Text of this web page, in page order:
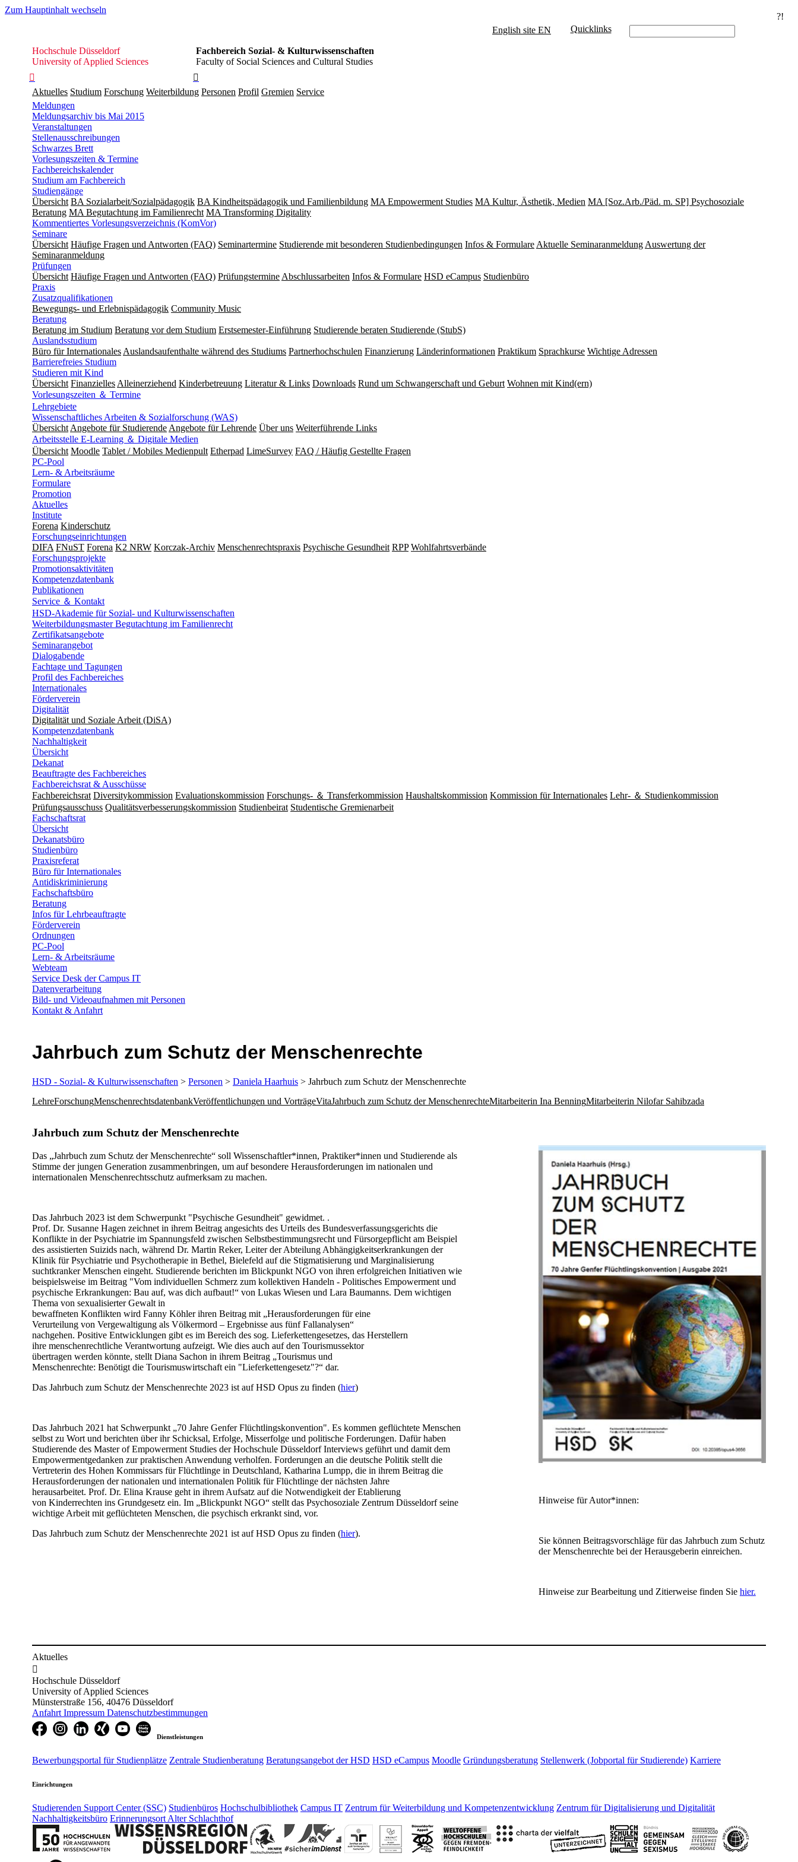
Zum Hauptinhalt wechseln
?!
Hochschule
Düsseldorf
Hochschule Düsseldorf
University of Applied Sciences
Fachbereich Sozial- & Kulturwissenschaften
Faculty of Social Sciences and Cultural Studies


English site EN Quicklinks
Aktuelles Studium Forschung Weiterbildung Personen Profil Gremien Service
Meldungen
Meldungsarchiv bis Mai 2015
Veranstaltungen
Stellenausschreibungen
Schwarzes Brett
Vorlesungszeiten & Termine
Fachbereichskalender
Studium am Fachbereich
Studiengänge
Übersicht BA Sozialarbeit/Sozialpädagogik BA Kindheitspädagogik und Familienbildung MA Empowerment Studies MA Kultur, Ästhetik, Medien MA [Soz.Arb./Päd. m. SP] Psychosoziale
Beratung MA Begut­ach­tung im Fami­lien­recht MA Transforming Digitality
Kommentiertes Vorlesungsverzeichnis (KomVor)
Seminare
Übersicht Häufige Fragen und Antworten (FAQ) Seminartermine Studierende mit besonderen Studienbedingungen Infos & Formulare Aktuelle Seminaranmeldung Auswertung der
Seminaranmeldung
Prüfungen
Übersicht Häufige Fragen und Antworten (FAQ) Prüfungstermine Abschlussarbeiten Infos & Formulare HSD eCampus Studienbüro
Praxis
Zusatzqualifikationen
Bewegungs- und Erlebnispädagogik Community Music
Beratung
Beratung im Studium Beratung vor dem Studium Erstsemester-Einführung Studierende beraten Studierende (StubS)
Auslandsstudium
Büro für Internationales Auslandsaufenthalte während des Studiums Partnerhochschulen Finanzierung Länderinformationen Praktikum Sprachkurse Wichtige Adressen
Barrierefreies Studium
Studieren mit Kind
Übersicht Finanzielles Alleinerziehend Kinderbetreuung Literatur & Links Downloads Rund um Schwangerschaft und Geburt Wohnen mit Kind(ern)
Vorlesungszeiten ＆ Termine
Lehrgebiete
Wissenschaftliches Arbeiten & Sozialforschung (WAS)
Übersicht Angebote für Studierende Angebote für Lehrende Über uns Weiterführende Links
Arbeitsstelle E-Learning ＆ Digitale Medien
Übersicht Moodle Tablet / Mobiles Medienpult Etherpad LimeSurvey FAQ / Häufig Gestellte Fragen
PC-Pool
Lern- & Arbeitsräume
Formulare
Promotion
Aktuelles
Institute
Forena Kinderschutz
Forschungseinrichtungen
DIFA FNuST Forena K2 NRW Korczak-Archiv Men­schen­rechts­praxis Psy­chische Gesund­heit RPP Wohlfahrts­verbände
Forschungsprojekte
Promotionsaktivitäten
Kompetenzdatenbank
Publikationen
Service ＆ Kontakt
HSD-Akademie für Sozial- und Kulturwissenschaften
Weiterbildungsmaster Begutachtung im Familienrecht
Zertifikatsangebote
Seminarangebot
Dialogabende
Fachtage und Tagungen
Profil des Fachbereiches
Internationales
Förderverein
Digitalität
Digitalität und Soziale Arbeit (DiSA)
Kompetenzdatenbank
Nachhaltigkeit
Übersicht
Dekanat
Beauftragte des Fachbereiches
Fachbereichsrat & Ausschüsse
Fachbereichsrat Diversitykommission Evaluationskommission Forschungs- ＆ Transferkommission Haushaltskommission Kommission für Internationales Lehr- ＆ Studienkommission
Prüfungsausschuss Qualitätsverbesserungskommission Studienbeirat Studentische Gremienarbeit
Fachschaftsrat
Übersicht
Dekanatsbüro
Studienbüro
Praxisreferat
Büro für Internationales
Antidiskriminierung
Fachschaftsbüro
Beratung
Infos für Lehrbeauftragte
Förderverein
Ordnungen
PC-Pool
Lern- & Arbeitsräume
Webteam
Service Desk der Campus IT
Datenverarbeitung
Bild- und Videoaufnahmen mit Personen
Kontakt & Anfahrt
Jahrbuch zum Schutz der Menschenrechte
HSD - Sozial- & Kulturwissenschaften > Personen > Daniela Haarhuis > Jahrbuch zum Schutz der Menschenrechte
LehreForschungMenschenrechtsdatenbankVeröffentlichungen und VorträgeVitaJahrbuch zum Schutz der MenschenrechteMitarbeiterin Ina BenningMitarbeiterin Nilofar Sahibzada
​​​​​​​​​​​​​​​​Jahrbuch zum Schutz der Menschenrechte
Das „Jahrbuch zum Schutz der Menschenrechte“ soll Wissenschaftler*innen, Praktiker*innen und Studierende als
Stimme der jungen Generation zusammenbringen, um auf besondere Herausforderungen im nationalen und
internationalen Menschenrechtsschutz aufmerksam zu machen.
Das Jahrbuch 2023 ist dem Schwerpunkt "Psychische Gesundheit" gewidmet. .
Prof. Dr. Susanne Hagen zeichnet in ihrem Beitrag angesichts des Urteils des Bundesverfassungsgerichts die
Konflikte in der Psychiatrie im Spannungsfeld zwischen Selbstbestimmungsrecht und Fürsorgepflicht am Beispiel
des assistierten Suizids nach, während Dr. Martin Reker, Leiter der Abteilung Abhängigkeitserkrankungen der
Klinik für Psychiatrie und Psychotherapie in Bethel, Bielefeld auf die Stigmatisierung und Marginalisierung
suchtkranker Menschen eingeht. Studierende berichten im Blickpunkt NGO von ihren erfolgreichen Initiativen wie
beispielsweise im Beitrag "Vom individuellen Schmerz zum kollektiven Handeln - Politisches Empowerment und
psychische Erkrankungen: Bau auf, was dich aufbaut!“ von Lukas Wiesen und Lara Baumanns. Dem wichtigen
Thema von sexualisierter Gewalt in
bewaffneten Konflikten wird Fanny Köhler ihren Beitrag mit „Herausforderungen für eine
Verurteilung von Vergewaltigung als Völkermord – Ergebnisse aus fünf Fallanalysen“
nachgehen. Positive Entwicklungen gibt es im Bereich des sog. Lieferkettengesetzes, das Herstellern
ihre menschenrechtliche Verantwortung aufzeigt. Wie dies auch auf den Tourismussektor
übertragen werden könnte, stellt Diana Sachon in ihrem Beitrag „Tourismus und
Menschenrechte: Benötigt die Tourismuswirtschaft ein "Lieferkettengesetz"?“ dar.
Das Jahrbuch zum Schutz der Menschenrechte 2023 ist auf HSD Opus zu finden (hier)
Das Jahrbuch 2021 hat Schwerpunkt „70 Jahre Genfer Flüchtlingskonvention". Es kommen geflüchtete Menschen
selbst zu Wort und berichten über ihr Schicksal, Erfolge, Misserfolge und politische Forderungen. Dafür haben
Studierende des Master of Empowerment Studies der Hochschule Düsseldorf Interviews geführt und damit dem
Empowermentgedanken zur praktischen Anwendung verholfen. Forderungen an die deutsche Politik stellt die
Vertreterin des Hohen Kommissars für Flüchtlinge in Deutschland, Katharina Lumpp, die in ihrem Beitrag die
Herausforderungen der nationalen und internationalen Politik für Flüchtlinge der nächsten Jahre
herausarbeitet. Prof. Dr. Elina Krause geht in ihrem Aufsatz auf die Notwendigkeit der Etablierung
von Kinderrechten ins Grundgesetz ein. Im „Blickpunkt NGO“ stellt das Psychosoziale Zentrum Düsseldorf seine
wichtige Arbeit mit geflüchteten Menschen, die psychisch erkrankt sind, vor.
​Das Jahrbuch zum Schutz der Menschenrechte 2021 ist auf HSD Opus zu finden (hier).
Hinweise für Autor*innen:
Sie können Beitragsvorschläge für das Jahrbuch zum Schutz
der Menschenrechte bei der Herausgeberin einreichen.
Hinweise zur Bearbeitung und Zitierweise finden Sie hier.
Aktuelles

Hochschule Düsseldorf
University of Applied Sciences
Münsterstraße 156, 40476 Düsseldorf
Anfahrt Impressum Datenschutzbestimmungen
Dienstleistungen
Bewerbungsportal für Studienplätze Zentrale Studienberatung Beratungsangebot der HSD HSD eCampus Moodle Gründungsberatung Stellenwerk (Jobportal für Studierende) Karriere
Einrichtungen
Studierenden Support Center (SSC) Studienbüros Hochschulbibliothek Campus IT Zentrum für Weiterbildung und Kompetenzentwicklung Zentrum für Digitalisierung und Digitalität
Nachhaltigkeitsbüro Erinnerungsort Alter Schlachthof